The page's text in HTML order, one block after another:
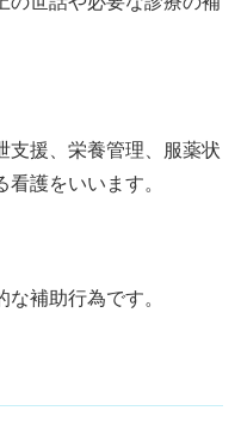
支援、栄養管理、服薬状
護をいいます。
補助行為です。